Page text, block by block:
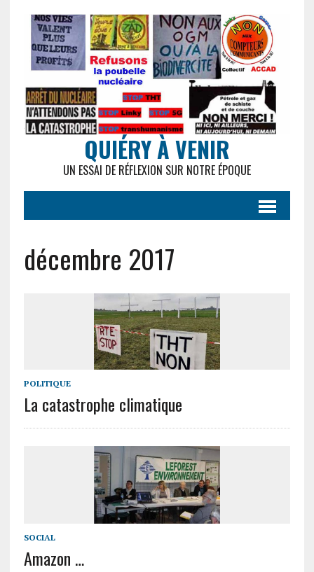
QUIÉRY À VENIR
UN ESSAI DE RÉFLEXION SUR NOTRE ÉPOQUE
décembre 2017
POLITIQUE
La catastrophe climatique
SOCIAL
Amazon …